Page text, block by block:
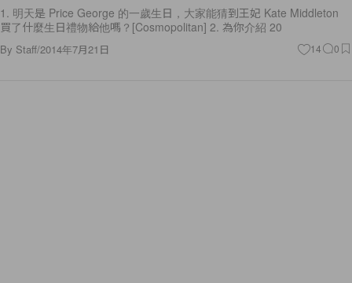
1. 明天是 Price George 的一歲生日，大家能猜到王妃 Kate Middleton
買了什麼生日禮物給他嗎？[Cosmopolitan] 2. 為你介紹 20
By Staff/2014年7月21日 14 0